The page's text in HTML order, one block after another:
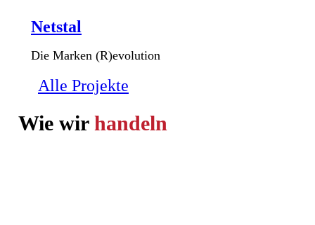
Netstal
Die Marken (R)evolution
Alle Projekte
Wie wir handeln